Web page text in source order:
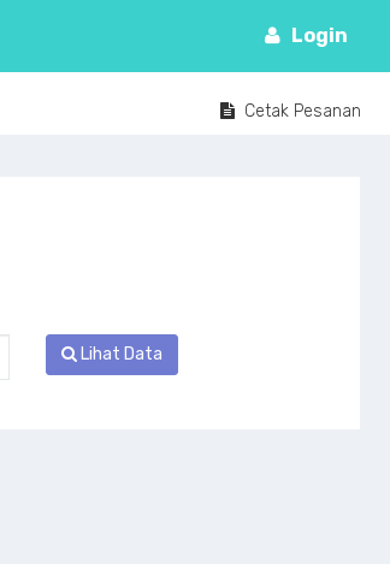
Login
Cetak Pesanan
Lihat Data